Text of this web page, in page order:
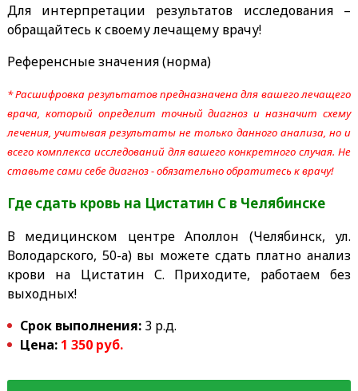
Для интерпретации результатов исследования –
обращайтесь к своему лечащему врачу!
Референсные значения (норма)
* Расшифровка результатов предназначена для вашего лечащего
врача, который определит точный диагноз и назначит схему
лечения, учитывая результаты не только данного анализа, но и
всего комплекса исследований для вашего конкретного случая. Не
ставьте сами себе диагноз - обязательно обратитесь к врачу!
Где сдать кровь на Цистатин С в Челябинске
В медицинском центре Аполлон (Челябинск, ул.
Володарского, 50-а) вы можете сдать платно анализ
крови на Цистатин С. Приходите, работаем без
выходных!
Срок выполнения:3 р.д.
Цена: 1 350 руб.